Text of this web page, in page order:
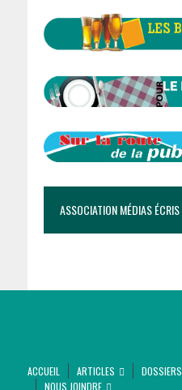
ASSOCIATION MÉDIAS ÉCRIS
ACCUEIL ARTICLES DOSSIERS
NOUS JOINDRE